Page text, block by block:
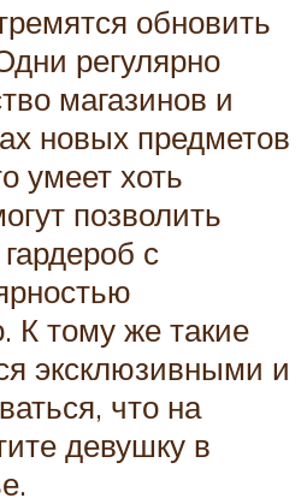
обновить
регулярно
магазинов и
новых предметов
умеет хоть
позволить
с
К тому же такие
эксклюзивными и
что на
девушку в